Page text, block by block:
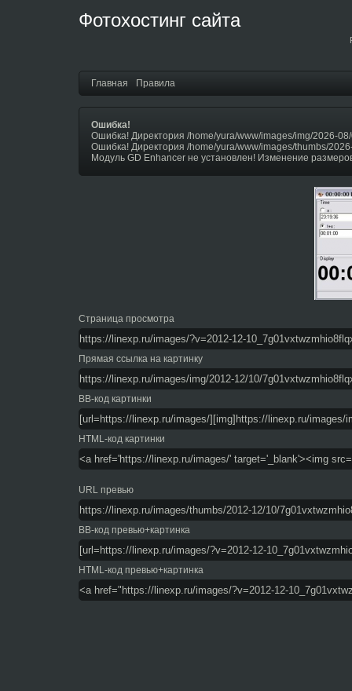
Фотохостинг сайта
Главная Правила
Ошибка!
Ошибка! Директория /home/yura/www/images/img/2026-
Ошибка! Директория /home/yura/www/images/thumbs/
Модуль GD Enhancer не установлен! Изменение
Страница просмотра
Прямая ссылка на картинку
BB-код картинки
HTML-код картинки
URL превью
BB-код превью+картинка
HTML-код превью+картинка